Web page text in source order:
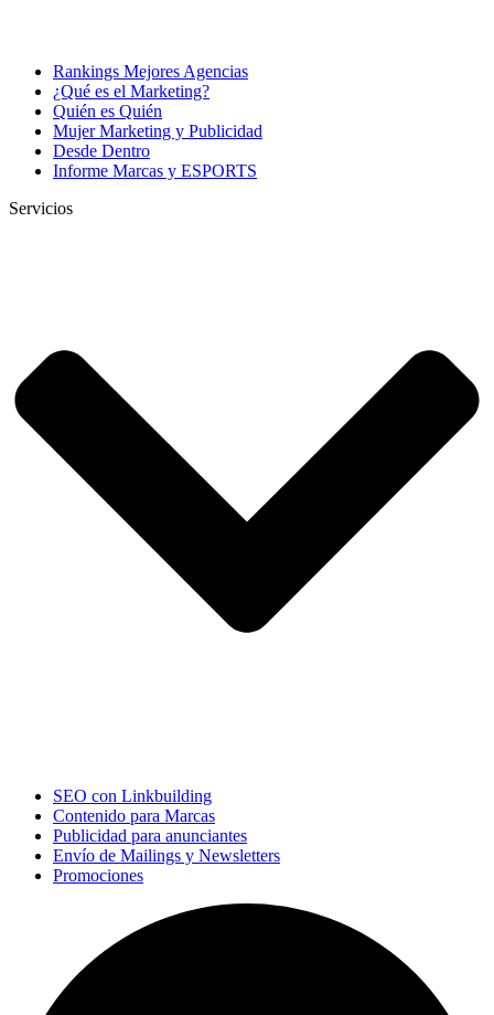
Rankings Mejores Agencias
¿Qué es el Marketing?
Quién es Quién
Mujer Marketing y Publicidad
Desde Dentro
Informe Marcas y ESPORTS
Servicios
SEO con Linkbuilding
Contenido para Marcas
Publicidad para anunciantes
Envío de Mailings y Newsletters
Promociones